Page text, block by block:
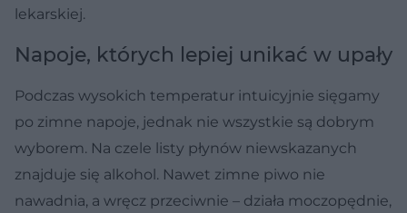
lekarskiej.
Napoje, których lepiej unikać w upały
Podczas wysokich temperatur intuicyjnie sięgamy
po zimne napoje, jednak nie wszystkie są dobrym
wyborem. Na czele listy płynów niewskazanych
znajduje się alkohol. Nawet zimne piwo nie
nawadnia, a wręcz przeciwnie – działa moczopędnie,